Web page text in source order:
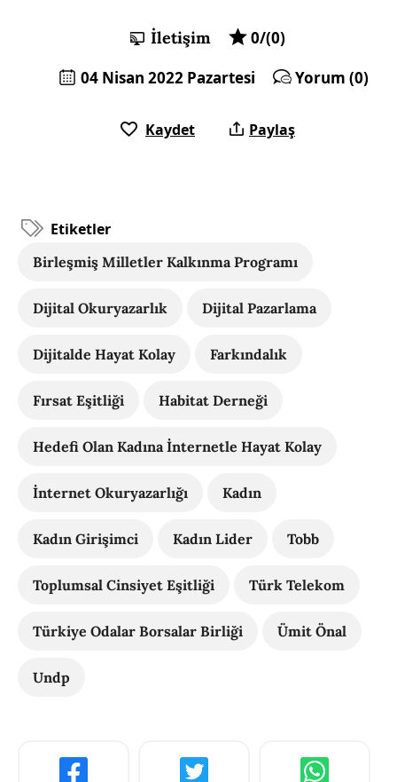
İletişim
0/(0)
04 Nisan 2022 Pazartesi
Yorum (0)
Kaydet Paylaş
Etiketler
Birleşmiş Milletler Kalkınma Programı
Dijital Okuryazarlık Dijital Pazarlama
Dijitalde Hayat Kolay Farkındalık
Fırsat Eşitliği Habitat Derneği
Hedefi Olan Kadına İnternetle Hayat Kolay
İnternet Okuryazarlığı Kadın
Kadın Girişimci Kadın Lider Tobb
Toplumsal Cinsiyet Eşitliği Türk Telekom
Türkiye Odalar Borsalar Birliği Ümit Önal
Undp